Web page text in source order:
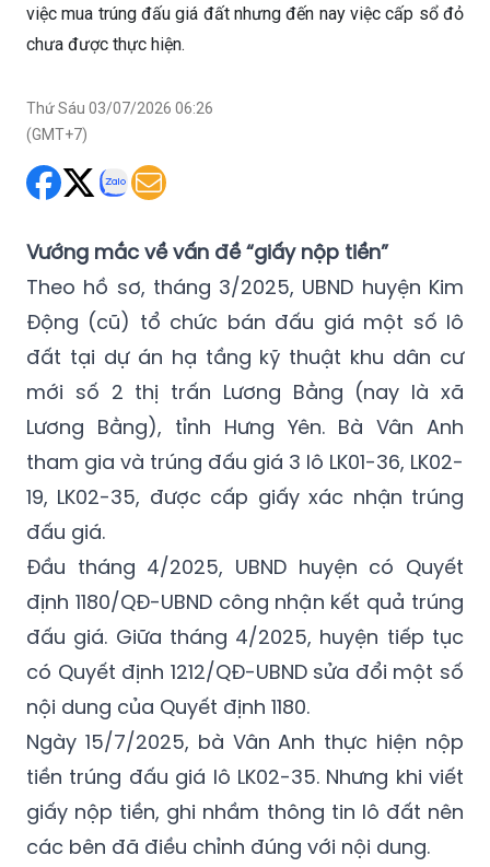
việc mua trúng đấu giá đất nhưng đến nay việc cấp sổ đỏ
chưa được thực hiện.
Thứ Sáu 03/07/2026 06:26
(GMT+7)
Vướng mắc về vấn đề “giấy nộp tiền”
Theo hồ sơ, tháng 3/2025, UBND huyện Kim
Động (cũ) tổ chức bán đấu giá một số lô
đất tại dự án hạ tầng kỹ thuật khu dân cư
mới số 2 thị trấn Lương Bằng (nay là xã
Lương Bằng), tỉnh Hưng Yên. Bà Vân Anh
tham gia và trúng đấu giá 3 lô LK01-36, LK02-
19, LK02-35, được cấp giấy xác nhận trúng
đấu giá.
Đầu tháng 4/2025, UBND huyện có Quyết
định 1180/QĐ-UBND công nhận kết quả trúng
đấu giá. Giữa tháng 4/2025, huyện tiếp tục
có Quyết định 1212/QĐ-UBND sửa đổi một số
nội dung của Quyết định 1180.
Ngày 15/7/2025, bà Vân Anh thực hiện nộp
tiền trúng đấu giá lô LK02-35. Nhưng khi viết
giấy nộp tiền, ghi nhầm thông tin lô đất nên
các bên đã điều chỉnh đúng với nội dung.